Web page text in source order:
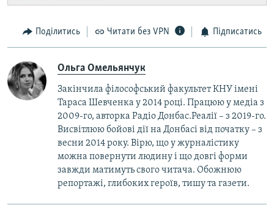
Поділитись Читати без VPN Підписатись
Ольга Омельянчук
Закінчила філософський факультет КНУ імені
Тараса Шевченка у 2014 році. Працюю у медіа з
2009-го, авторка Радіо Донбас.Реалії – з 2019-го.
Висвітлюю бойові дії на Донбасі від початку – з
весни 2014 року. Вірю, що у журналістику
можна повернути людину і що довгі форми
завжди матимуть свого читача. Обожнюю
репортажі, глибоких героїв, тишу та газети.